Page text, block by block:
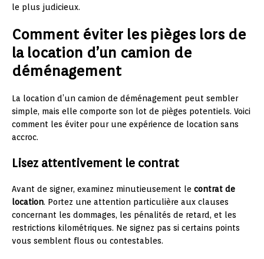
le plus judicieux.
Comment éviter les pièges lors de
la location d’un camion de
déménagement
La location d’un camion de déménagement peut sembler
simple, mais elle comporte son lot de pièges potentiels. Voici
comment les éviter pour une expérience de location sans
accroc.
Lisez attentivement le contrat
Avant de signer, examinez minutieusement le contrat de
location. Portez une attention particulière aux clauses
concernant les dommages, les pénalités de retard, et les
restrictions kilométriques. Ne signez pas si certains points
vous semblent flous ou contestables.